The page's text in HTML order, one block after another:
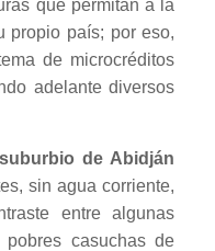
que permitan a la
propio país; por eso,
de microcréditos
adelante diversos
de Abidján
sin agua corriente,
entre algunas
casuchas de